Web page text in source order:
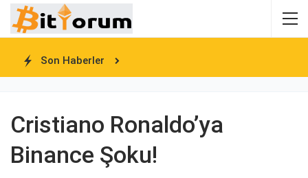
Son Haberler
Cristiano Ronaldo’ya
Binance Şoku!